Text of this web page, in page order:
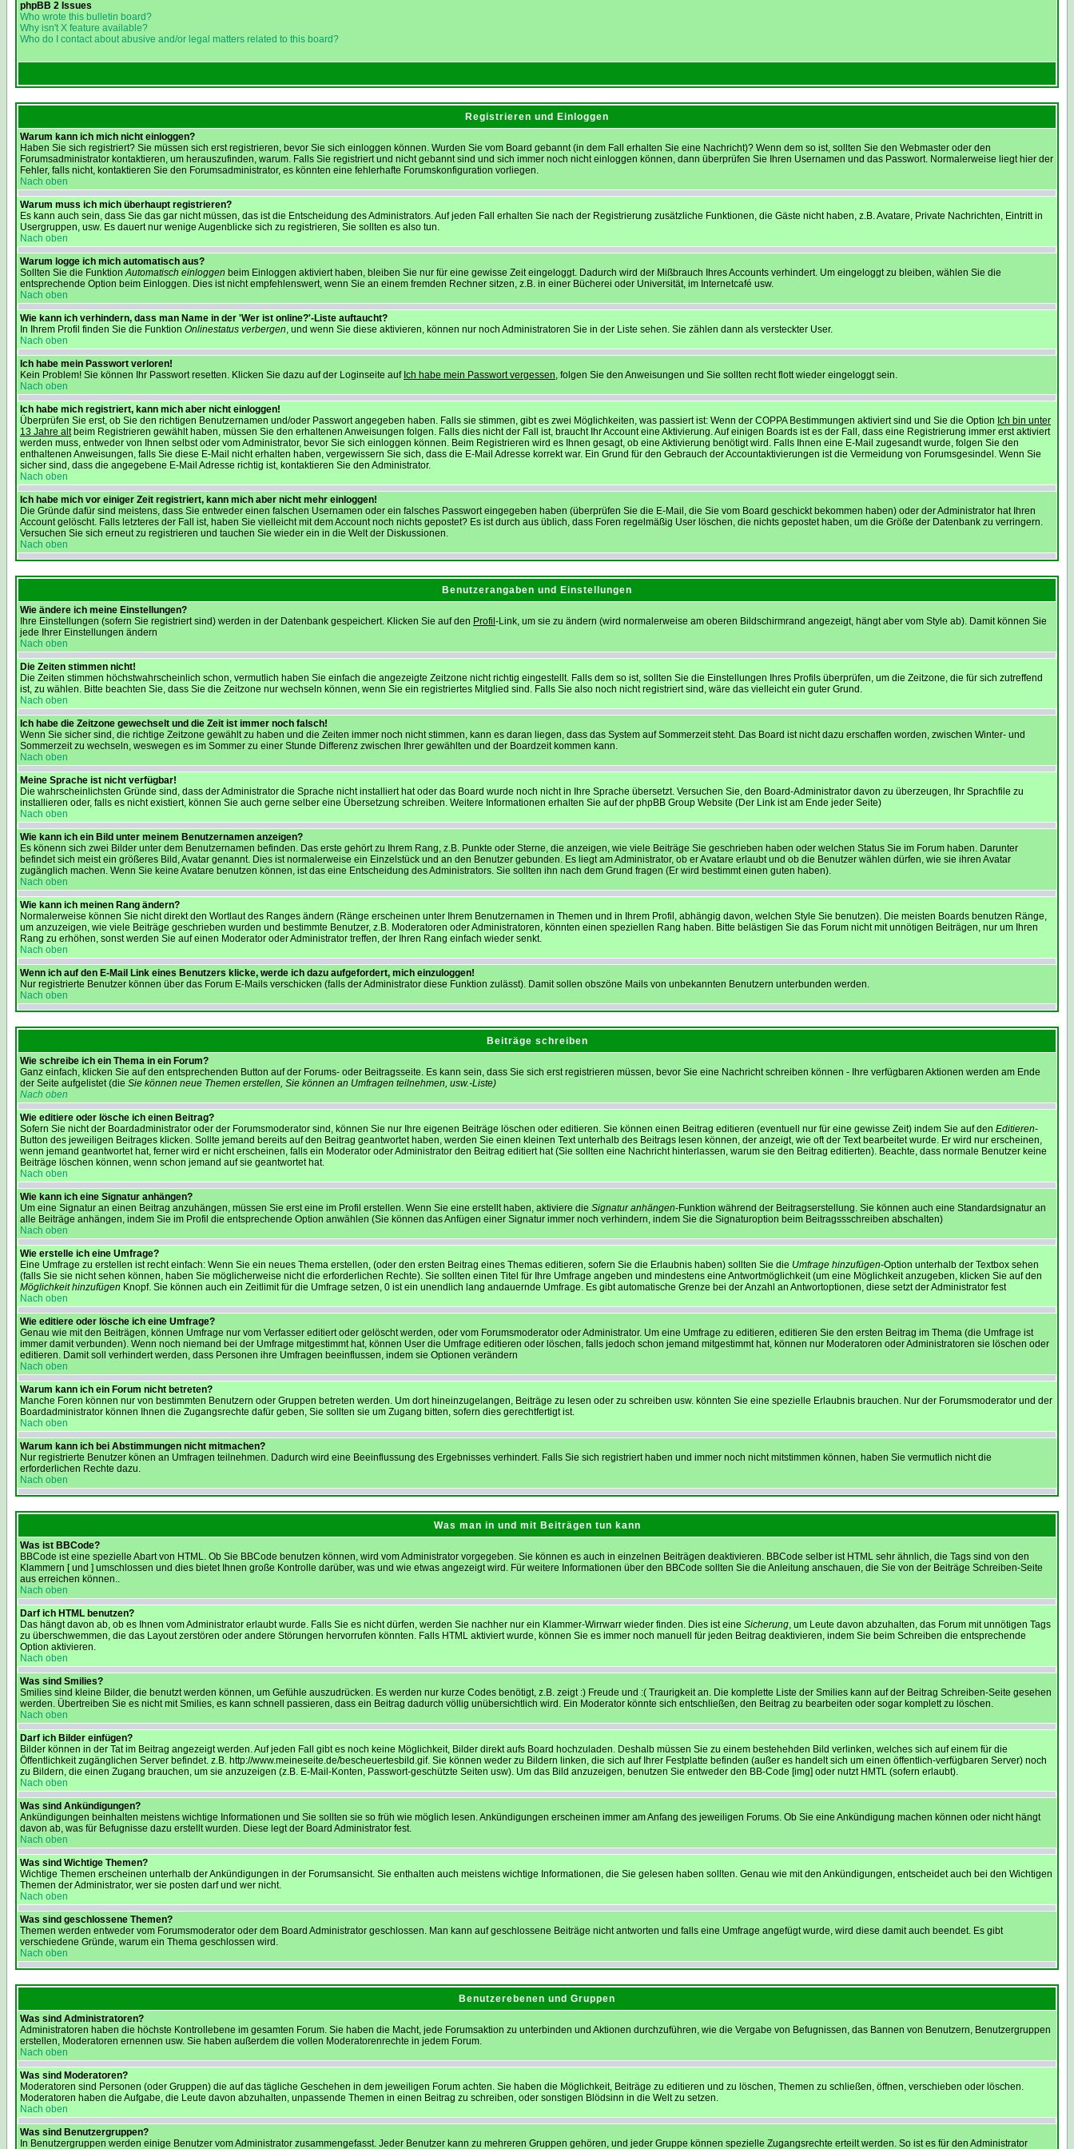
phpBB 2 Issues
Who wrote this bulletin board?
Why isn't X feature available?
Who do I contact about abusive and/or legal matters related to this board?
Registrieren und Einloggen
Warum kann ich mich nicht einloggen?
Haben Sie sich registriert? Sie müssen sich erst registrieren, bevor Sie sich einloggen können. Wurden Sie vom Board gebannt (in dem Fall erhalten Sie eine Nachricht)? Wenn dem so ist, sollten Sie den Webmaster oder den
Forumsadministrator kontaktieren, um herauszufinden, warum. Falls Sie registriert und nicht gebannt sind und sich immer noch nicht einloggen können, dann überprüfen Sie Ihren Usernamen und das Passwort. Normalerweise liegt hier der
Fehler, falls nicht, kontaktieren Sie den Forumsadministrator, es könnten eine fehlerhafte Forumskonfiguration vorliegen.
Nach oben
Warum muss ich mich überhaupt registrieren?
Es kann auch sein, dass Sie das gar nicht müssen, das ist die Entscheidung des Administrators. Auf jeden Fall erhalten Sie nach der Registrierung zusätzliche Funktionen, die Gäste nicht haben, z.B. Avatare, Private Nachrichten, Eintritt in
Usergruppen, usw. Es dauert nur wenige Augenblicke sich zu registrieren, Sie sollten es also tun.
Nach oben
Warum logge ich mich automatisch aus?
Sollten Sie die FunktionAutomatisch einloggen beim Einloggen aktiviert haben, bleiben Sie nur für eine gewisse Zeit eingeloggt. Dadurch wird der Mißbrauch Ihres Accounts verhindert. Um eingeloggt zu bleiben, wählen Sie die
entsprechende Option beim Einloggen. Dies ist nicht empfehlenswert, wenn Sie an einem fremden Rechner sitzen, z.B. in einer Bücherei oder Universität, im Internetcafé usw.
Nach oben
Wie kann ich verhindern, dass man Name in der 'Wer ist online?'-Liste auftaucht?
In Ihrem Profil finden Sie die Funktion Onlinestatus verbergen, und wenn Sie diese aktivieren, können nur noch Administratoren Sie in der Liste sehen. Sie zählen dann als versteckter User.
Nach oben
Ich habe mein Passwort verloren!
Kein Problem! Sie können Ihr Passwort resetten. Klicken Sie dazu auf der Loginseite auf Ich habe mein Passwort vergessen, folgen Sie den Anweisungen und Sie sollten recht flott wieder eingeloggt sein.
Nach oben
Ich habe mich registriert, kann mich aber nicht einloggen!
Überprüfen Sie erst, ob Sie den richtigen Benutzernamen und/oder Passwort angegeben haben. Falls sie stimmen, gibt es zwei Möglichkeiten, was passiert ist: Wenn der COPPA Bestimmungen aktiviert sind und Sie die Option Ich bin unter
13 Jahre altbeim Registrieren gewählt haben, müssen Sie den erhaltenen Anweisungen folgen. Falls dies nicht der Fall ist, braucht Ihr Account eine Aktivierung. Auf einigen Boards ist es der Fall, dass eine Registrierung immer erst aktiviert
werden muss, entweder von Ihnen selbst oder vom Administrator, bevor Sie sich einloggen können. Beim Registrieren wird es Ihnen gesagt, ob eine Aktivierung benötigt wird. Falls Ihnen eine E-Mail zugesandt wurde, folgen Sie den
enthaltenen Anweisungen, falls Sie diese E-Mail nicht erhalten haben, vergewissern Sie sich, dass die E-Mail Adresse korrekt war. Ein Grund für den Gebrauch der Accountaktivierungen ist die Vermeidung von Forumsgesindel. Wenn Sie
sicher sind, dass die angegebene E-Mail Adresse richtig ist, kontaktieren Sie den Administrator.
Nach oben
Ich habe mich vor einiger Zeit registriert, kann mich aber nicht mehr einloggen!
Die Gründe dafür sind meistens, dass Sie entweder einen falschen Usernamen oder ein falsches Passwort eingegeben haben (überprüfen Sie die E-Mail, die Sie vom Board geschickt bekommen haben) oder der Administrator hat Ihren
Account gelöscht. Falls letzteres der Fall ist, haben Sie vielleicht mit dem Account noch nichts gepostet? Es ist durch aus üblich, dass Foren regelmäßig User löschen, die nichts gepostet haben, um die Größe der Datenbank zu verringern.
Versuchen Sie sich erneut zu registrieren und tauchen Sie wieder ein in die Welt der Diskussionen.
Nach oben
Benutzerangaben und Einstellungen
Wie ändere ich meine Einstellungen?
Ihre Einstellungen (sofern Sie registriert sind) werden in der Datenbank gespeichert. Klicken Sie auf den Profil -Link, um sie zu ändern (wird normalerweise am oberen Bildschirmrand angezeigt, hängt aber vom Style ab). Damit können Sie
jede Ihrer Einstellungen ändern
Nach oben
Die Zeiten stimmen nicht!
Die Zeiten stimmen höchstwahrscheinlich schon, vermutlich haben Sie einfach die angezeigte Zeitzone nicht richtig eingestellt. Falls dem so ist, sollten Sie die Einstellungen Ihres Profils überprüfen, um die Zeitzone, die für sich zutreffend
ist, zu wählen. Bitte beachten Sie, dass Sie die Zeitzone nur wechseln können, wenn Sie ein registriertes Mitglied sind. Falls Sie also noch nicht registriert sind, wäre das vielleicht ein guter Grund.
Nach oben
Ich habe die Zeitzone gewechselt und die Zeit ist immer noch falsch!
Wenn Sie sicher sind, die richtige Zeitzone gewählt zu haben und die Zeiten immer noch nicht stimmen, kann es daran liegen, dass das System auf Sommerzeit steht. Das Board ist nicht dazu erschaffen worden, zwischen Winter- und
Sommerzeit zu wechseln, weswegen es im Sommer zu einer Stunde Differenz zwischen Ihrer gewählten und der Boardzeit kommen kann.
Nach oben
Meine Sprache ist nicht verfügbar!
Die wahrscheinlichsten Gründe sind, dass der Administrator die Sprache nicht installiert hat oder das Board wurde noch nicht in Ihre Sprache übersetzt. Versuchen Sie, den Board-Administrator davon zu überzeugen, Ihr Sprachfile zu
installieren oder, falls es nicht existiert, können Sie auch gerne selber eine Übersetzung schreiben. Weitere Informationen erhalten Sie auf der phpBB Group Website (Der Link ist am Ende jeder Seite)
Nach oben
Wie kann ich ein Bild unter meinem Benutzernamen anzeigen?
Es könenn sich zwei Bilder unter dem Benutzernamen befinden. Das erste gehört zu Ihrem Rang, z.B. Punkte oder Sterne, die anzeigen, wie viele Beiträge Sie geschrieben haben oder welchen Status Sie im Forum haben. Darunter
befindet sich meist ein größeres Bild, Avatar genannt. Dies ist normalerweise ein Einzelstück und an den Benutzer gebunden. Es liegt am Administrator, ob er Avatare erlaubt und ob die Benutzer wählen dürfen, wie sie ihren Avatar
zugänglich machen. Wenn Sie keine Avatare benutzen können, ist das eine Entscheidung des Administrators. Sie sollten ihn nach dem Grund fragen (Er wird bestimmt einen guten haben).
Nach oben
Wie kann ich meinen Rang ändern?
Normalerweise können Sie nicht direkt den Wortlaut des Ranges ändern (Ränge erscheinen unter Ihrem Benutzernamen in Themen und in Ihrem Profil, abhängig davon, welchen Style Sie benutzen). Die meisten Boards benutzen Ränge,
um anzuzeigen, wie viele Beiträge geschrieben wurden und bestimmte Benutzer, z.B. Moderatoren oder Administratoren, könnten einen speziellen Rang haben. Bitte belästigen Sie das Forum nicht mit unnötigen Beiträgen, nur um Ihren
Rang zu erhöhen, sonst werden Sie auf einen Moderator oder Administrator treffen, der Ihren Rang einfach wieder senkt.
Nach oben
Wenn ich auf den E-Mail Link eines Benutzers klicke, werde ich dazu aufgefordert, mich einzuloggen!
Nur registrierte Benutzer können über das Forum E-Mails verschicken (falls der Administrator diese Funktion zulässt). Damit sollen obszöne Mails von unbekannten Benutzern unterbunden werden.
Nach oben
Beiträge schreiben
Wie schreibe ich ein Thema in ein Forum?
Ganz einfach, klicken Sie auf den entsprechenden Button auf der Forums- oder Beitragsseite. Es kann sein, dass Sie sich erst registrieren müssen, bevor Sie eine Nachricht schreiben können - Ihre verfügbaren Aktionen werden am Ende
der Seite aufgelistet (die Sie können neue Themen erstellen, Sie können an Umfragen teilnehmen, usw.-Liste)
Nach oben
Wie editiere oder lösche ich einen Beitrag?
Sofern Sie nicht der Boardadministrator oder der Forumsmoderator sind, können Sie nur Ihre eigenen Beiträge löschen oder editieren. Sie können einen Beitrag editieren (eventuell nur für eine gewisse Zeit) indem Sie auf den Editieren-
Button des jeweiligen Beitrages klicken. Sollte jemand bereits auf den Beitrag geantwortet haben, werden Sie einen kleinen Text unterhalb des Beitrags lesen können, der anzeigt, wie oft der Text bearbeitet wurde. Er wird nur erscheinen,
wenn jemand geantwortet hat, ferner wird er nicht erscheinen, falls ein Moderator oder Administrator den Beitrag editiert hat (Sie sollten eine Nachricht hinterlassen, warum sie den Beitrag editierten). Beachte, dass normale Benutzer keine
Beiträge löschen können, wenn schon jemand auf sie geantwortet hat.
Nach oben
Wie kann ich eine Signatur anhängen?
Um eine Signatur an einen Beitrag anzuhängen, müssen Sie erst eine im Profil erstellen. Wenn Sie eine erstellt haben, aktiviere die Signatur anhängen-Funktion während der Beitragserstellung. Sie können auch eine Standardsignatur an
alle Beiträge anhängen, indem Sie im Profil die entsprechende Option anwählen (Sie können das Anfügen einer Signatur immer noch verhindern, indem Sie die Signaturoption beim Beitragssschreiben abschalten)
Nach oben
Wie erstelle ich eine Umfrage?
Eine Umfrage zu erstellen ist recht einfach: Wenn Sie ein neues Thema erstellen, (oder den ersten Beitrag eines Themas editieren, sofern Sie die Erlaubnis haben) sollten Sie die Umfrage hinzufügen-Option unterhalb der Textbox sehen
(falls Sie sie nicht sehen können, haben Sie möglicherweise nicht die erforderlichen Rechte). Sie sollten einen Titel für Ihre Umfrage angeben und mindestens eine Antwortmöglichkeit (um eine Möglichkeit anzugeben, klicken Sie auf den
Möglichkeit hinzufügen Knopf. Sie können auch ein Zeitlimit für die Umfrage setzen, 0 ist ein unendlich lang andauernde Umfrage. Es gibt automatische Grenze bei der Anzahl an Antwortoptionen, diese setzt der Administrator fest
Nach oben
Wie editiere oder lösche ich eine Umfrage?
Genau wie mit den Beiträgen, können Umfrage nur vom Verfasser editiert oder gelöscht werden, oder vom Forumsmoderator oder Administrator. Um eine Umfrage zu editieren, editieren Sie den ersten Beitrag im Thema (die Umfrage ist
immer damit verbunden). Wenn noch niemand bei der Umfrage mitgestimmt hat, können User die Umfrage editieren oder löschen, falls jedoch schon jemand mitgestimmt hat, können nur Moderatoren oder Administratoren sie löschen oder
editieren. Damit soll verhindert werden, dass Personen ihre Umfragen beeinflussen, indem sie Optionen verändern
Nach oben
Warum kann ich ein Forum nicht betreten?
Manche Foren können nur von bestimmten Benutzern oder Gruppen betreten werden. Um dort hineinzugelangen, Beiträge zu lesen oder zu schreiben usw. könnten Sie eine spezielle Erlaubnis brauchen. Nur der Forumsmoderator und der
Boardadministrator können Ihnen die Zugangsrechte dafür geben, Sie sollten sie um Zugang bitten, sofern dies gerechtfertigt ist.
Nach oben
Warum kann ich bei Abstimmungen nicht mitmachen?
Nur registrierte Benutzer könen an Umfragen teilnehmen. Dadurch wird eine Beeinflussung des Ergebnisses verhindert. Falls Sie sich registriert haben und immer noch nicht mitstimmen können, haben Sie vermutlich nicht die
erforderlichen Rechte dazu.
Nach oben
Was man in und mit Beiträgen tun kann
Was ist BBCode?
BBCode ist eine spezielle Abart von HTML. Ob Sie BBCode benutzen können, wird vom Administrator vorgegeben. Sie können es auch in einzelnen Beiträgen deaktivieren. BBCode selber ist HTML sehr ähnlich, die Tags sind von den
Klammern [ und ] umschlossen und dies bietet Ihnen große Kontrolle darüber, was und wie etwas angezeigt wird. Für weitere Informationen über den BBCode sollten Sie die Anleitung anschauen, die Sie von der Beiträge Schreiben-Seite
aus erreichen können..
Nach oben
Darf ich HTML benutzen?
Das hängt davon ab, ob es Ihnen vom Administrator erlaubt wurde. Falls Sie es nicht dürfen, werden Sie nachher nur ein Klammer-Wirrwarr wieder finden. Dies ist eine Sicherung, um Leute davon abzuhalten, das Forum mit unnötigen Tags
zu überschwemmen, die das Layout zerstören oder andere Störungen hervorrufen könnten. Falls HTML aktiviert wurde, können Sie es immer noch manuell für jeden Beitrag deaktivieren, indem Sie beim Schreiben die entsprechende
Option aktivieren.
Nach oben
Was sind Smilies?
Smilies sind kleine Bilder, die benutzt werden können, um Gefühle auszudrücken. Es werden nur kurze Codes benötigt, z.B. zeigt :) Freude und :( Traurigkeit an. Die komplette Liste der Smilies kann auf der Beitrag Schreiben-Seite gesehen
werden. Übertreiben Sie es nicht mit Smilies, es kann schnell passieren, dass ein Beitrag dadurch völlig unübersichtlich wird. Ein Moderator könnte sich entschließen, den Beitrag zu bearbeiten oder sogar komplett zu löschen.
Nach oben
Darf ich Bilder einfügen?
Bilder können in der Tat im Beitrag angezeigt werden. Auf jeden Fall gibt es noch keine Möglichkeit, Bilder direkt aufs Board hochzuladen. Deshalb müssen Sie zu einem bestehehden Bild verlinken, welches sich auf einem für die
Öffentlichkeit zugänglichen Server befindet. z.B. http://www.meineseite.de/bescheuertesbild.gif. Sie können weder zu Bildern linken, die sich auf Ihrer Festplatte befinden (außer es handelt sich um einen öffentlich-verfügbaren Server) noch
zu Bildern, die einen Zugang brauchen, um sie anzuzeigen (z.B. E-Mail-Konten, Passwort-geschützte Seiten usw). Um das Bild anzuzeigen, benutzen Sie entweder den BB-Code [img] oder nutzt HMTL (sofern erlaubt).
Nach oben
Was sind Ankündigungen?
Ankündigungen beinhalten meistens wichtige Informationen und Sie sollten sie so früh wie möglich lesen. Ankündigungen erscheinen immer am Anfang des jeweiligen Forums. Ob Sie eine Ankündigung machen können oder nicht hängt
davon ab, was für Befugnisse dazu erstellt wurden. Diese legt der Board Administrator fest.
Nach oben
Was sind Wichtige Themen?
Wichtige Themen erscheinen unterhalb der Ankündigungen in der Forumsansicht. Sie enthalten auch meistens wichtige Informationen, die Sie gelesen haben sollten. Genau wie mit den Ankündigungen, entscheidet auch bei den Wichtigen
Themen der Administrator, wer sie posten darf und wer nicht.
Nach oben
Was sind geschlossene Themen?
Themen werden entweder vom Forumsmoderator oder dem Board Administrator geschlossen. Man kann auf geschlossene Beiträge nicht antworten und falls eine Umfrage angefügt wurde, wird diese damit auch beendet. Es gibt
verschiedene Gründe, warum ein Thema geschlossen wird.
Nach oben
Benutzerebenen und Gruppen
Was sind Administratoren?
Administratoren haben die höchste Kontrollebene im gesamten Forum. Sie haben die Macht, jede Forumsaktion zu unterbinden und Aktionen durchzuführen, wie die Vergabe von Befugnissen, das Bannen von Benutzern, Benutzergruppen
erstellen, Moderatoren ernennen usw. Sie haben außerdem die vollen Moderatorenrechte in jedem Forum.
Nach oben
Was sind Moderatoren?
Moderatoren sind Personen (oder Gruppen) die auf das tägliche Geschehen in dem jeweiligen Forum achten. Sie haben die Möglichkeit, Beiträge zu editieren und zu löschen, Themen zu schließen, öffnen, verschieben oder löschen.
Moderatoren haben die Aufgabe, die Leute davon abzuhalten, unpassende Themen in einen Beitrag zu schreiben, oder sonstigen Blödsinn in die Welt zu setzen.
Nach oben
Was sind Benutzergruppen?
In Benutzergruppen werden einige Benutzer vom Administrator zusammengefasst. Jeder Benutzer kann zu mehreren Gruppen gehören, und jeder Gruppe können spezielle Zugangsrechte erteilt werden. So ist es für den Administrator